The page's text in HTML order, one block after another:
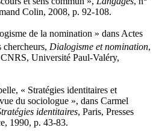
Colin, 2008, p. 92-108.
de la nomination » dans Actes
chercheurs, Dialogisme et nomination,
Université Paul-Valéry,
« Stratégies identitaires et
du sociologue », dans Carmel
identitaires, Paris, Presses
1990, p. 43-83.